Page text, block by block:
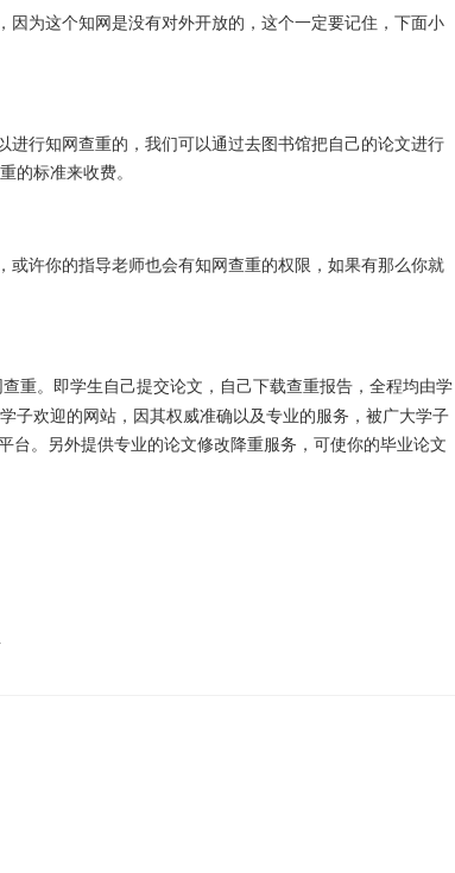
为这个知网是没有对外开放的，这个一定要记住，下面小
行知网查重的，我们可以通过去图书馆把自己的论文进行
的标准来收费。
许你的指导老师也会有知网查重的权限，如果有那么你就
重。即学生自己提交论文，自己下载查重报告，全程均由学
子欢迎的网站，因其权威准确以及专业的服务，被广大学子
台。另外提供专业的论文修改降重服务，可使你的毕业论文